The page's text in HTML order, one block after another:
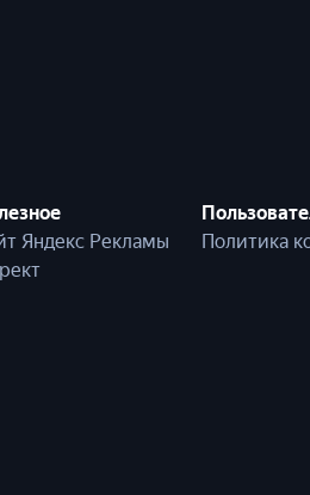
Яндекс Рекламы
Политика